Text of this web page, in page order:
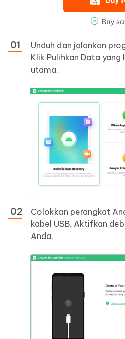
Unduh dan jalankan
Klik Pulihkan Data
utama.
Colokkan perangkat
kabel USB. Aktifkan
Anda.